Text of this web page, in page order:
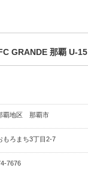
GRANDE 那覇 U-15
地区 那覇市
もろまち3丁目2-7
7676